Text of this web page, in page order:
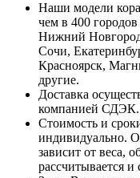
Наши модели
чем в 400
Нижний
Сочи,
Красноярск,
другие.
Доставка
компанией СДЭК.
Стоимость и
индивидуально.
зависит от веса,
рассчитывается